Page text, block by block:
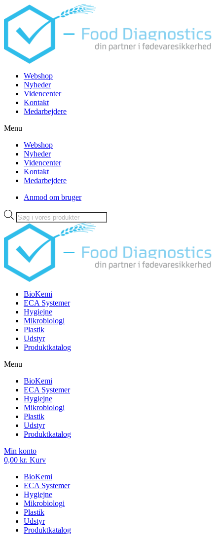
Videre
til
indhold
Webshop
Nyheder
Videncenter
Kontakt
Medarbejdere
Menu
Webshop
Nyheder
Videncenter
Kontakt
Medarbejdere
Anmod om bruger
Products
search
BioKemi
ECA Systemer
Hygiejne
Mikrobiologi
Plastik
Udstyr
Produktkatalog
Menu
BioKemi
ECA Systemer
Hygiejne
Mikrobiologi
Plastik
Udstyr
Produktkatalog
Min konto
0,00 kr. Kurv
BioKemi
ECA Systemer
Hygiejne
Mikrobiologi
Plastik
Udstyr
Produktkatalog